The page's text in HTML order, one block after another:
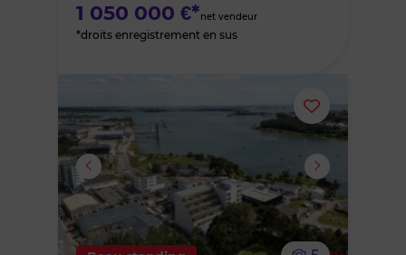
1 050 000 €*net vendeur
*droits enregistrement en sus
Ajouter
ou
supprimer
le